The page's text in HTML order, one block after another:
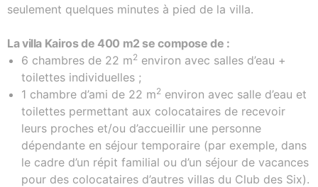
seulement quelques minutes à pied de la villa.
La villa Kairos de 400 m2 se compose de :
6 chambres de 22 m2 environ avec salles d’eau +
toilettes individuelles ;
1 chambre d’ami de 22 m2 environ avec salle d’eau et
toilettes permettant aux colocataires de recevoir
leurs proches et/ou d’accueillir une personne
dépendante en séjour temporaire (par exemple, dans
le cadre d’un répit familial ou d’un séjour de vacances
pour des colocataires d’autres villas du Club des Six).